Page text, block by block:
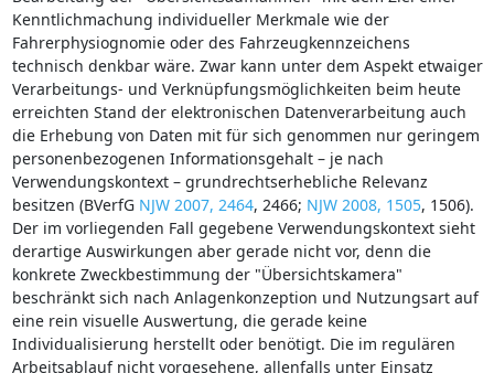
Kenntlichmachung individueller Merkmale wie der
Fahrerphysiognomie oder des Fahrzeugkennzeichens
technisch denkbar wäre. Zwar kann unter dem Aspekt etwaiger
Verarbeitungs- und Verknüpfungsmöglichkeiten beim heute
erreichten Stand der elektronischen Datenverarbeitung auch
die Erhebung von Daten mit für sich genommen nur geringem
personenbezogenen Informationsgehalt – je nach
Verwendungskontext – grundrechtserhebliche Relevanz
besitzen (BVerfG NJW 2007, 2464, 2466; NJW 2008, 1505, 1506).
Der im vorliegenden Fall gegebene Verwendungskontext sieht
derartige Auswirkungen aber gerade nicht vor, denn die
konkrete Zweckbestimmung der "Übersichtskamera"
beschränkt sich nach Anlagenkonzeption und Nutzungsart auf
eine rein visuelle Auswertung, die gerade keine
Individualisierung herstellt oder benötigt. Die im regulären
Arbeitsablauf nicht vorgesehene, allenfalls unter Einsatz